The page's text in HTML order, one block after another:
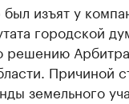
изъят у
городской
решению
Причиной
земельного